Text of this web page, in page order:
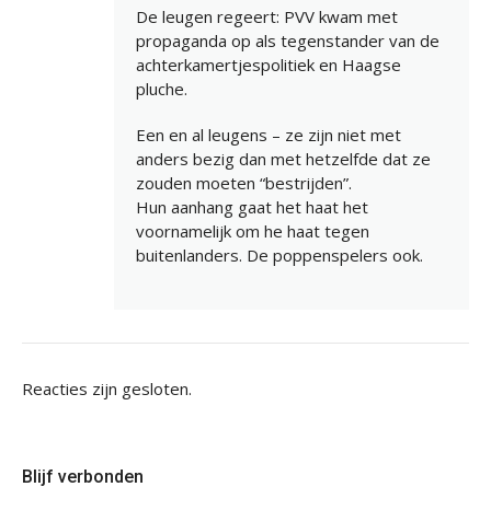
De leugen regeert: PVV kwam met
propaganda op als tegenstander van de
achterkamertjespolitiek en Haagse
pluche.
Een en al leugens – ze zijn niet met
anders bezig dan met hetzelfde dat ze
zouden moeten “bestrijden”.
Hun aanhang gaat het haat het
voornamelijk om he haat tegen
buitenlanders. De poppenspelers ook.
Reacties zijn gesloten.
Blijf verbonden